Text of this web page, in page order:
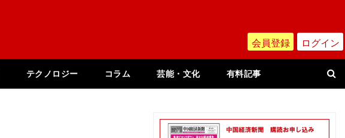
会員登録 ログイン
テクノロジー コラム 芸能・文化 有料記事